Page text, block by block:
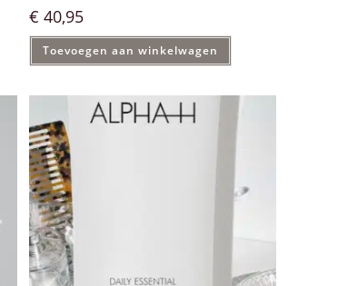
€ 40,95
Toevoegen aan winkelwagen